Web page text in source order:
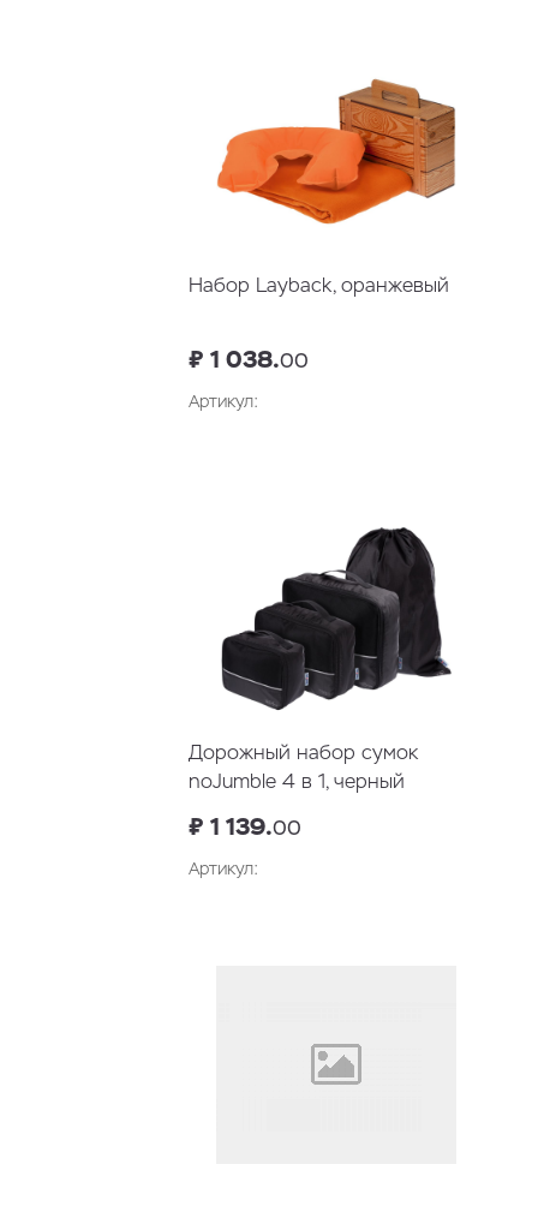
Набор Layback, оранжевый
₽ 1 038.00
Артикул:
Дорожный набор сумок
noJumble 4 в 1, черный
₽ 1 139.00
Артикул: